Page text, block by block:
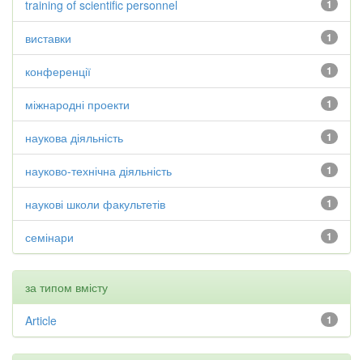
1
training of scientific personnel
1
виставки
1
конференції
1
міжнародні проекти
1
наукова діяльність
1
науково-технічна діяльність
1
наукові школи факультетів
1
семінари
за типом вмісту
1
Article